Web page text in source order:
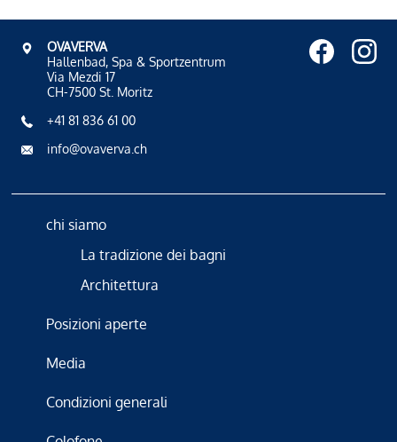
OVAVERVA
Hallenbad, Spa & Sportzentrum
Via Mezdi 17
CH-7500 St. Moritz
+41 81 836 61 00
info@ovaverva.ch
chi siamo
La tradizione dei bagni
Architettura
Posizioni aperte
Media
Condizioni generali